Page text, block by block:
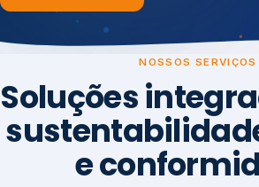
NOSSOS SERVIÇOS
Soluções
e